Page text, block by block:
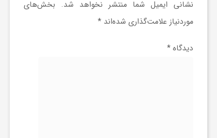
نشانی ایمیل شما منتشر نخواهد شد. بخش‌های
موردنیاز علامت‌گذاری شده‌اند *
دیدگاه *